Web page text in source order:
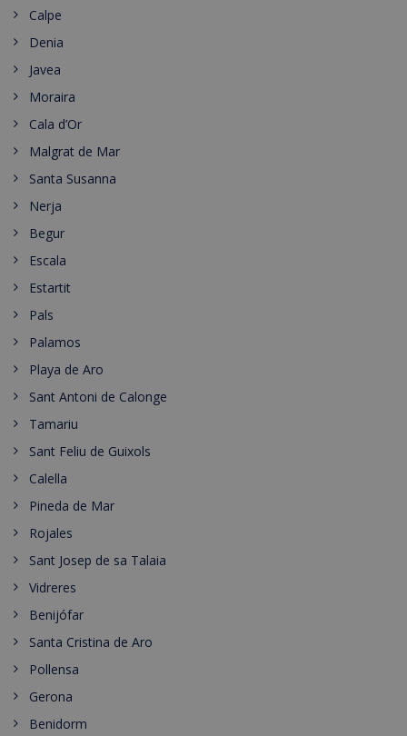
Calpe
Denia
Javea
Moraira
Cala d’Or
Malgrat de Mar
Santa Susanna
Nerja
Begur
Escala
Estartit
Pals
Palamos
Playa de Aro
Sant Antoni de Calonge
Tamariu
Sant Feliu de Guixols
Calella
Pineda de Mar
Rojales
Sant Josep de sa Talaia
Vidreres
Benijófar
Santa Cristina de Aro
Pollensa
Gerona
Benidorm